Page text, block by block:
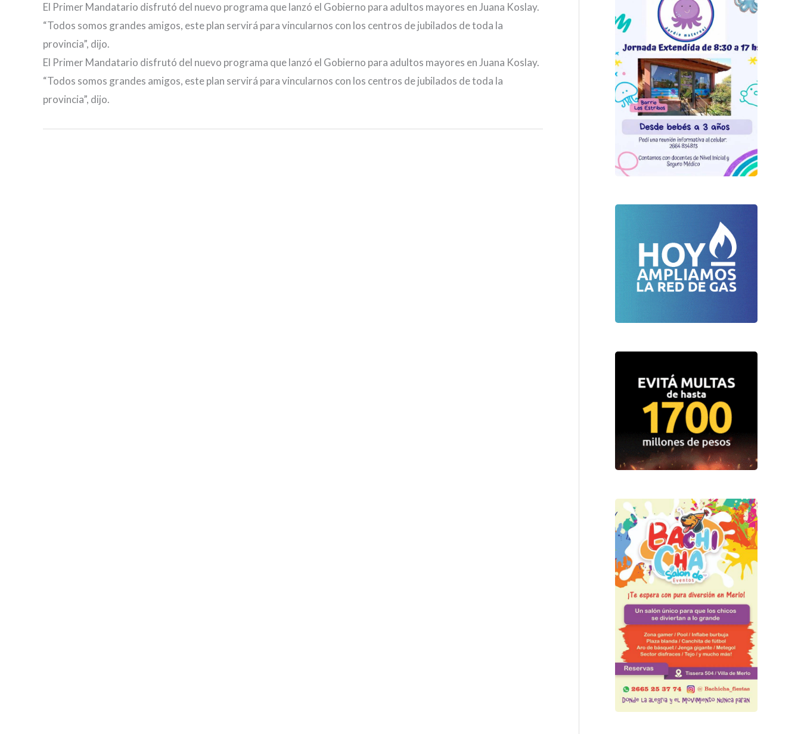
El Primer Mandatario disfrutó del nuevo programa que lanzó el Gobierno para adultos mayores en Juana Koslay.
“Todos somos grandes amigos, este plan servirá para vincularnos con los centros de jubilados de toda la
provincia”, dijo.
El Primer Mandatario disfrutó del nuevo programa que lanzó el Gobierno para adultos mayores en Juana Koslay.
“Todos somos grandes amigos, este plan servirá para vincularnos con los centros de jubilados de toda la
provincia”, dijo.